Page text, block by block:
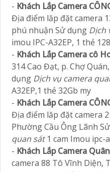
- Khách Lắp Camera
Địa điểm lăp đặt camera
phú nhuận Sử dụng Dịch
imou IPC-A32EP, 1 thẻ
- Khách Lắp Camera cô
314 Cao Đạt, p. Chợ
dụng Dịch vụ camera
A32EP,1 thẻ 32Gb my
- Khách Lắp Camera
Địa điểm lăp đặt camera
Phường Cầu Ông Lãnh
quan sát1 cam Imou ipc-
- Khách Lắp Camera
camera 88 Tô Vĩnh Diện,